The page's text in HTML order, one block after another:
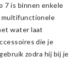
7 is binnen enkele
multifunctionele
water laat
die je
zodra hij bij je